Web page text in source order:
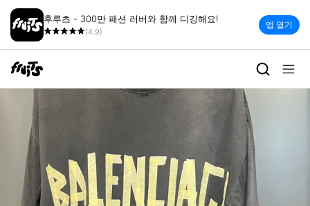
후루츠 - 300만 패션 러버와 함께 디깅해요!
(4.9)
앱 열기